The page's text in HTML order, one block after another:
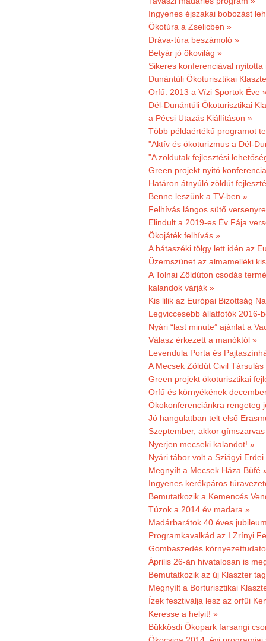
Ingyenes éjszakai bobozást
Ökotúra a Zselicben »
Dráva-túra beszámoló »
Betyár jó ökovilág »
Sikeres konferenciával
Dunántúli Ökoturisztikai
Orfű: 2013 a Vízi Sportok Éve
Dél-Dunántúli Ökoturisztikai
a Pécsi Utazás Kiállításon »
Több példaértékű programot
"Aktív és ökoturizmus a Dél-
"A zöldutak fejlesztési
Green projekt nyitó
Határon átnyúló zöldút
Benne leszünk a TV-ben »
Felhívás lángos sütő
Elindult a 2019-es Év Fája
Ökojáték felhívás »
A bátaszéki tölgy lett idén az
Üzemszünet az almamelléki
A Tolnai Zöldúton csodás
kalandok várják »
Kis lilik az Európai Bizottság
Legviccesebb állatfotók 2016-
Nyári “last minute” ajánlat a
Válasz érkezett a manóktól »
Levendula Porta és
A Mecsek Zöldút Civil
Green projekt ökoturisztikai
Orfű és környékének
Ökokonferenciánkra rengeteg
Jó hangulatban telt első
Szeptember, akkor
Nyerjen mecseki kalandot! »
Nyári tábor volt a Sziágyi
Megnyílt a Mecsek Háza Büfé
Ingyenes kerékpáros
Bemutatkozik a Kemencés
Túzok a 2014 év madara »
Madárbarátok 40 éves
Programkavalkád az I.Zrínyi
Gombaszedés
Április 26-án hivatalosan is
Bemutatkozik az új Klaszter
Megnyílt a Borturisztikai
Ízek fesztiválja lesz az orfűi
Keresse a helyit! »
Bükkösdi Ökopark farsangi